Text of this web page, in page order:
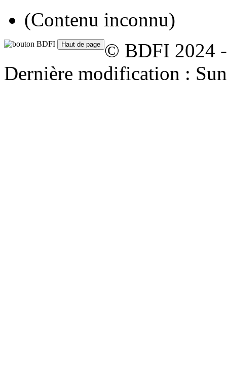
(Contenu inconnu)
© BDFI 2024
Dernière modification :